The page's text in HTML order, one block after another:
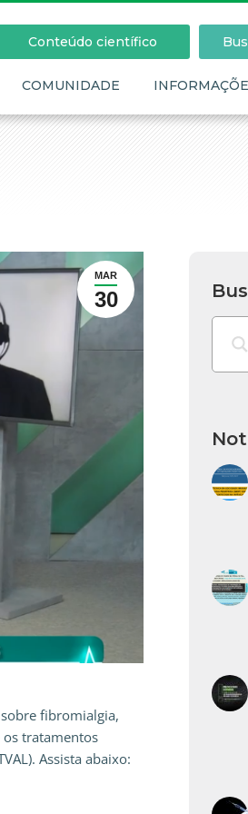
Conteúdo científico
COMUNIDADE
MAR
30
fibromialgia,
tratamentos
Assista abaixo: